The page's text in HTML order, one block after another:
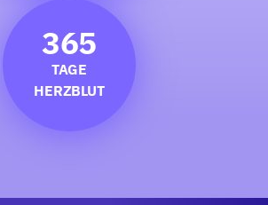
365
TAGE
HERZBLUT